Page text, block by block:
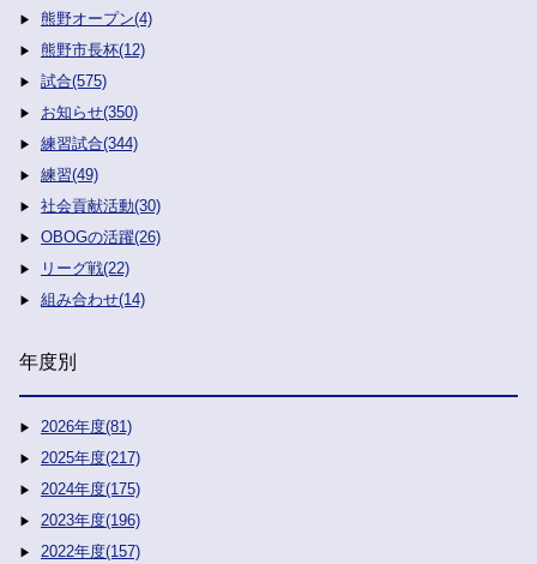
熊野オープン(4)
熊野市長杯(12)
試合(575)
お知らせ(350)
練習試合(344)
練習(49)
社会貢献活動(30)
OBOGの活躍(26)
リーグ戦(22)
組み合わせ(14)
年度別
2026年度(81)
2025年度(217)
2024年度(175)
2023年度(196)
2022年度(157)